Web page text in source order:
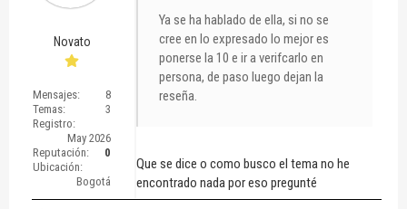
Novato
Mensajes:
8
Temas:
3
Registro:
May 2026
Reputación:
0
Ubicación:
Bogotá
Ya se ha hablado de ella, si no se
cree en lo expresado lo mejor es
ponerse la 10 e ir a verifcarlo en
persona, de paso luego dejan la
reseña.
Que se dice o como busco el tema no he
encontrado nada por eso pregunté